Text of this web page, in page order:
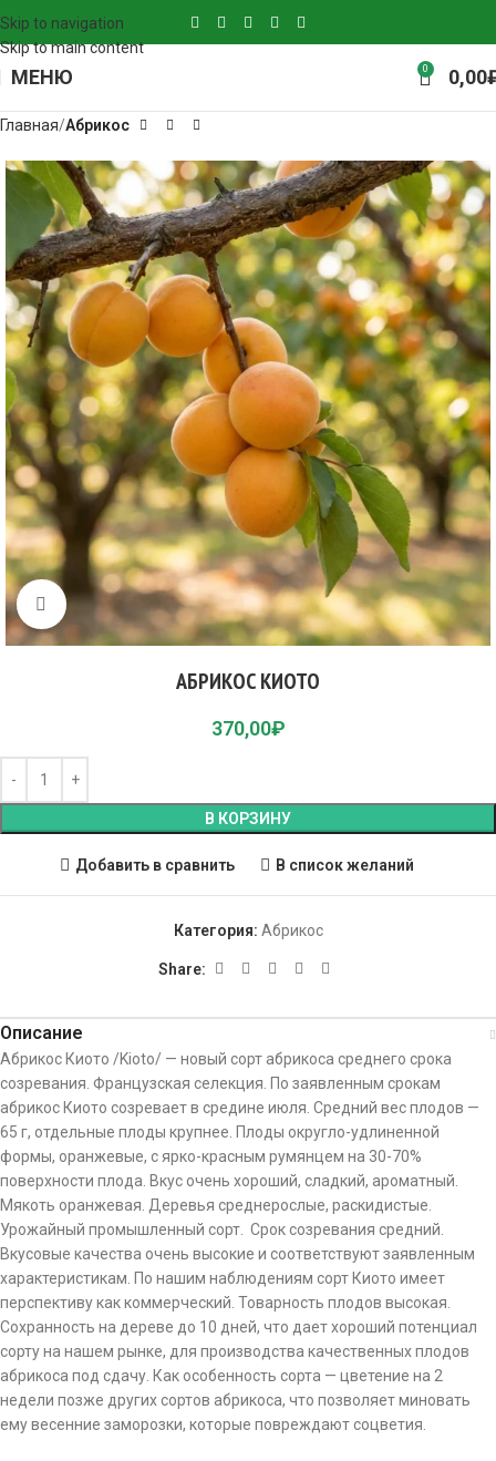
Skip to navigation
Skip to main content
МЕНЮ 0 0,00
Главная Абрикос
Click to enlarge
АБРИКОС КИОТО
370,00₽
В КОРЗИНУ
Добавить в сравнить В список желаний
Категория: Абрикос
Share:
Описание
Абрикос Киото /Kioto/ — новый сорт абрикоса среднего срока
созревания. Французская селекция. По заявленным срокам
абрикос Киото созревает в средине июля. Средний вес плодов —
65 г, отдельные плоды крупнее. Плоды округло-удлиненной
формы, оранжевые, с ярко-красным румянцем на 30-70%
поверхности плода. Вкус очень хороший, сладкий, ароматный.
Мякоть оранжевая. Деревья среднерослые, раскидистые.
Урожайный промышленный сорт. Срок созревания средний.
Вкусовые качества очень высокие и соответствуют заявленным
характеристикам. По нашим наблюдениям сорт Киото имеет
перспективу как коммерческий. Товарность плодов высокая.
Сохранность на дереве до 10 дней, что дает хороший потенциал
сорту на нашем рынке, для производства качественных плодов
абрикоса под сдачу. Как особенность сорта — цветение на 2
недели позже других сортов абрикоса, что позволяет миновать
ему весенние заморозки, которые повреждают соцветия.